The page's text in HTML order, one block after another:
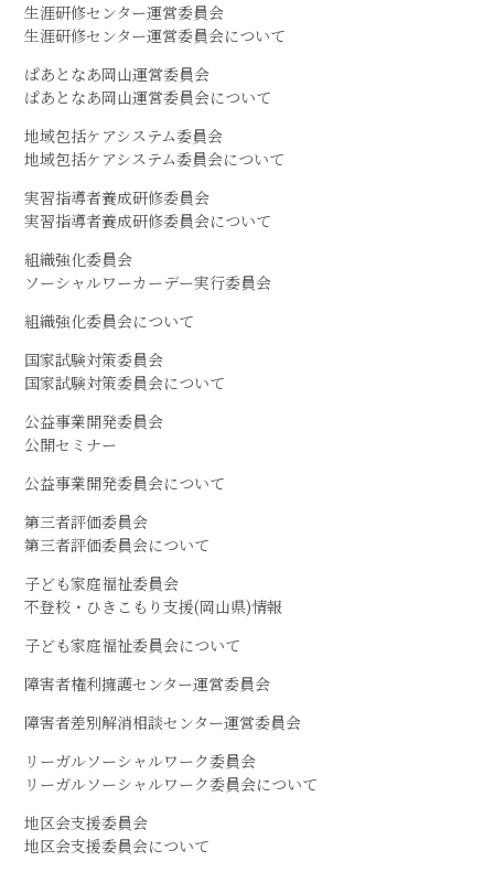
生涯研修センター運営委員会
生涯研修センター運営委員会について
ぱあとなあ岡山運営委員会
ぱあとなあ岡山運営委員会について
地域包括ケアシステム委員会
地域包括ケアシステム委員会について
実習指導者養成研修委員会
実習指導者養成研修委員会について
組織強化委員会
ソーシャルワーカーデー実行委員会
組織強化委員会について
国家試験対策委員会
国家試験対策委員会について
公益事業開発委員会
公開セミナー
公益事業開発委員会について
第三者評価委員会
第三者評価委員会について
子ども家庭福祉委員会
不登校・ひきこもり支援(岡山県)情報
子ども家庭福祉委員会について
障害者権利擁護センター運営委員会
障害者差別解消相談センター運営委員会
リーガルソーシャルワーク委員会
リーガルソーシャルワーク委員会について
地区会支援委員会
地区会支援委員会について